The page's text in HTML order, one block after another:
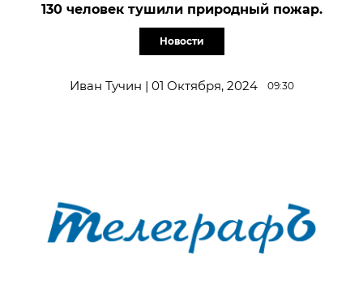
130 человек тушили природный пожар.
Новости
Иван Тучин | 01 Октября, 2024 09:30